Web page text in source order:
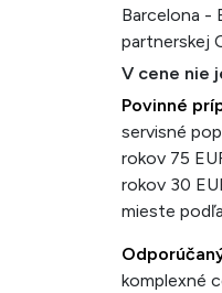
Barcelona -
partnerskej
V cene nie
Povinné
servisné
rokov 75
rokov 30
mieste
komplexné